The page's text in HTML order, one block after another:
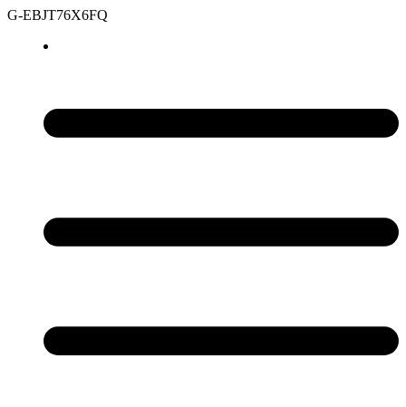
G-EBJT76X6FQ